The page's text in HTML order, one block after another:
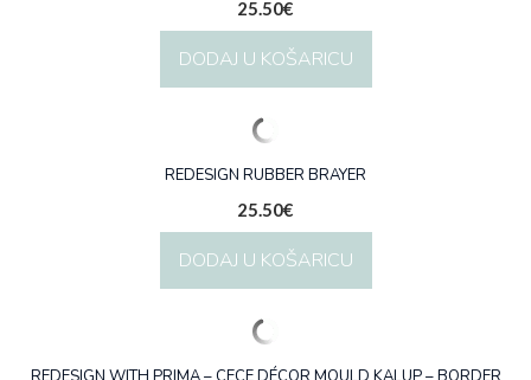
25.50€
DODAJ U KOŠARICU
REDESIGN RUBBER BRAYER
25.50€
DODAJ U KOŠARICU